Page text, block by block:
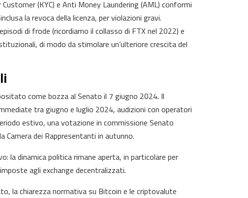
(KYC) e Anti Money Laundering (AML) conformi
la revoca della licenza, per violazioni gravi.
di frode (ricordiamo il collasso di FTX nel 2022) e
di modo da stimolare un’ulteriore crescita del
come bozza al Senato il 7 giugno 2024. Il
tra giugno e luglio 2024, audizioni con operatori
estivo, una votazione in commissione Senato
dei Rappresentanti in autunno.
la dinamica politica rimane aperta, in particolare per
agli exchange decentralizzati.
la chiarezza normativa su Bitcoin e le criptovalute